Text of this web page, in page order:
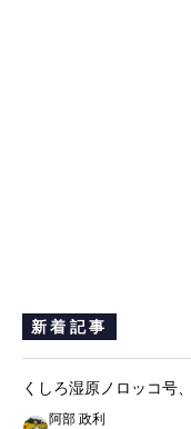
新着記事
くしろ湿原ノロッコ号
阿部 政利